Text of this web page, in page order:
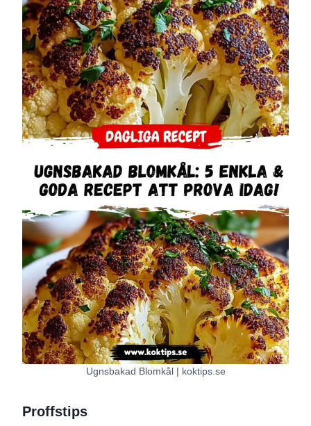
Ugnsbakad Blomkål | koktips.se
Proffstips